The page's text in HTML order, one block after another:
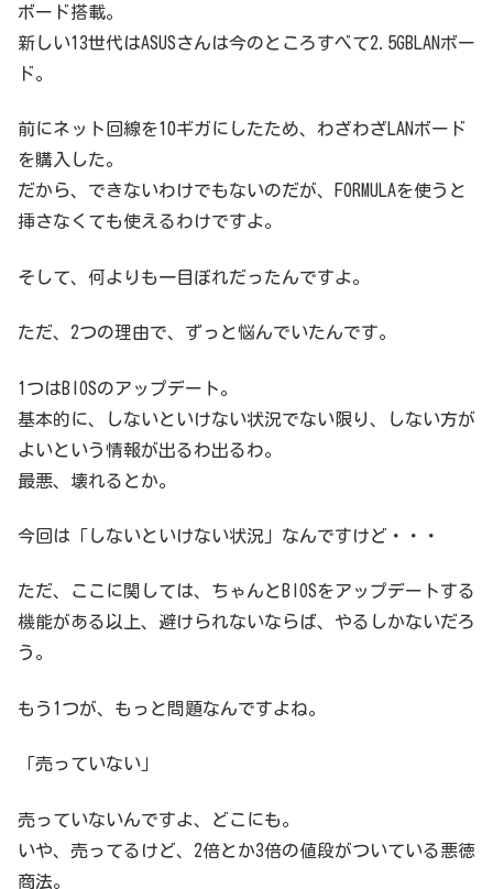
ボード搭載。
新しい13世代はASUSさんは今のところすべて2.5GBLANボー
ド。
前にネット回線を10ギガにしたため、わざわざLANボード
を購入した。
だから、できないわけでもないのだが、FORMULAを使うと
挿さなくても使えるわけですよ。
そして、何よりも一目ぼれだったんですよ。
ただ、2つの理由で、ずっと悩んでいたんです。
1つはBIOSのアップデート。
基本的に、しないといけない状況でない限り、しない方が
よいという情報が出るわ出るわ。
最悪、壊れるとか。
今回は「しないといけない状況」なんですけど・・・
ただ、ここに関しては、ちゃんとBIOSをアップデートする
機能がある以上、避けられないならば、やるしかないだろ
う。
もう1つが、もっと問題なんですよね。
「売っていない」
売っていないんですよ、どこにも。
いや、売ってるけど、2倍とか3倍の値段がついている悪徳
商法。